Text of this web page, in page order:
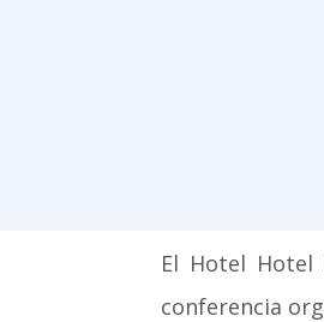
El Hotel Hotel
conferencia